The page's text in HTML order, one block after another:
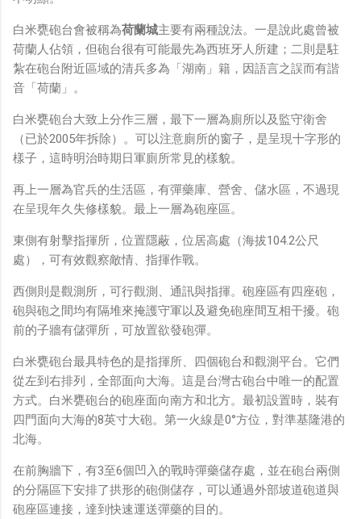
白米甕砲台會被稱為荷蘭城主要有兩種說法。一是說此處曾被
荷蘭人佔領，但砲台很有可能最先為西班牙人所建；二則是駐
紮在砲台附近區域的清兵多為「湖南」籍，因語言之誤而有諧
音「荷蘭」。
白米甕砲台大致上分作三層，最下一層為廁所以及監守衛舍
（已於2005年拆除）。可以注意廁所的窗子，是呈現十字形的
樣子，這時明治時期日軍廁所常見的樣貌。
再上一層為官兵的生活區，有彈藥庫、營舍、儲水區，不過現
在呈現年久失修樣貌。最上一層為砲座區。
東側有射擊指揮所，位置隱蔽，位居高處（海拔104.2公尺
處），可有效觀察敵情、指揮作戰。
西側則是觀測所，可行觀測、通訊與指揮。砲座區有四座砲，
砲與砲之間均有隔堆來掩護守軍以及避免砲座間互相干擾。砲
前的子牆有儲彈所，可放置欲發砲彈。
白米甕砲台最具特色的是指揮所、四個砲台和觀測平台。它們
從左到右排列，全部面向大海。這是台灣古砲台中唯一的配置
方式。白米甕砲台的砲座面向南方和北方。最初設置時，裝有
四門面向大海的8英寸大砲。第一火線是0°方位，對準基隆港的
北海。
在前胸牆下，有3至6個凹入的戰時彈藥儲存處，並在砲台兩側
的分隔區下安排了拱形的砲側儲存，可以通過外部坡道砲道與
砲座區連接，達到快速運送彈藥的目的。